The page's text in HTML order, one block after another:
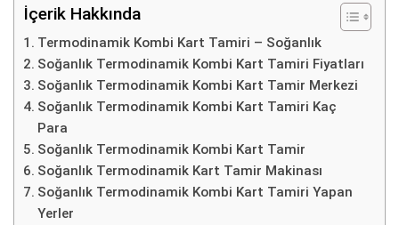
İçerik Hakkında
Termodinamik Kombi Kart Tamiri – Soğanlık
Soğanlık Termodinamik Kombi Kart Tamiri Fiyatları
Soğanlık Termodinamik Kombi Kart Tamir Merkezi
Soğanlık Termodinamik Kombi Kart Tamiri Kaç
Para
Soğanlık Termodinamik Kombi Kart Tamir
Soğanlık Termodinamik Kart Tamir Makinası
Soğanlık Termodinamik Kombi Kart Tamiri Yapan
Yerler